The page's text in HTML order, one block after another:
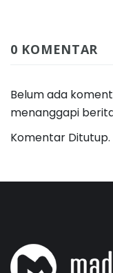
0 KOMENTAR
Belum ada
menanggapi
Komentar Ditutup.